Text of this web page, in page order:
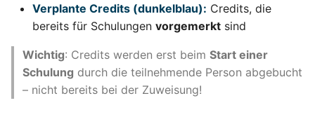
Verplante Credits (dunkelblau): Credits, die
bereits für Schulungen vorgemerkt sind
Wichtig: Credits werden erst beim Start einer
Schulung durch die teilnehmende Person abgebucht
– nicht bereits bei der Zuweisung!